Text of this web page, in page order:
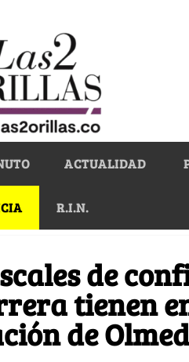
ACTUALIDAD
R.I.N.
de
tienen
de